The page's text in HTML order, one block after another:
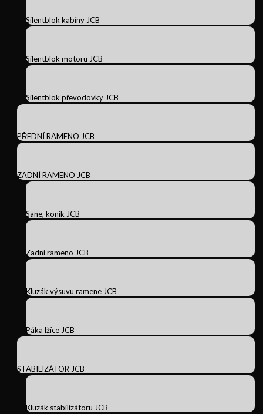
Silentblok kabíny JCB
Silentblok motoru JCB
Silentblok převodovky JCB
PŘEDNÍ RAMENO JCB
ZADNÍ RAMENO JCB
Sane, koník JCB
Zadní rameno JCB
Kluzák výsuvu ramene JCB
Páka lžíce JCB
STABILIZÁTOR JCB
Kluzák stabilizátoru JCB